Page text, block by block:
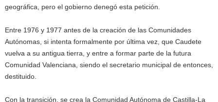
geográfica, pero el gobierno denegó esta petición.
Entre 1976 y 1977 antes de la creación de las Comunidades
Autónomas, si intenta formalmente por última vez, que Caudete
vuelva a su antigua tierra, y entre a formar parte de la futura
Comunidad Valenciana, siendo el secretario municipal de entonces,
destituido.
Con la transición, se crea la Comunidad Autónoma de Castilla-La